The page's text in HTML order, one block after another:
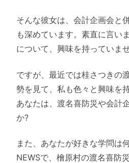
そんな彼女は、会計企画会と
も深めています。素直に言い
について、興味を持っていま
ですが、最近では桂さつきの
勢を見て、私も色々と興味を
あなたは、渡名喜防災や会計
か?
また、あなたが好きな学問は
NEWSで、檜原村の渡名喜防